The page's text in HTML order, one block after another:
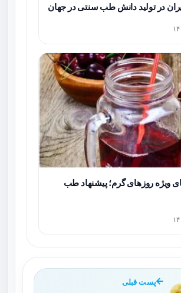
در تولید دانش طب سنتی در جهان
ویژه روزهای گرم؛ پیشنهاد طب
پست قبلی